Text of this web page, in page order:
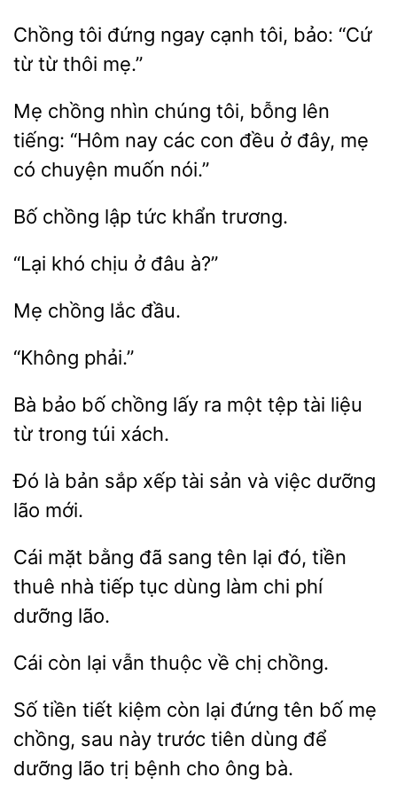
Chồng tôi đứng ngay cạnh tôi, bảo:
thôi mẹ.”
Mẹ nhìn chúng
bỗng lên
tiếng: “Hôm nay các con đều ở đây, mẹ
có
muốn nói.”
Bố chồng tức
“Lại khó chịu
chồng
bảo bố chồng lấy ra một tệp tài
từ
túi xách.
Đó là bản sắp
tài sản và việc
lão
Cái bằng đã sang tên
đó, tiền
nhà tiếp tục dùng làm chi phí
dưỡng lão.
Cái còn lại thuộc chị
Số tiền
kiệm còn lại đứng tên bố mẹ
chồng, sau này
tiên dùng để
dưỡng lão trị bệnh
ông bà.